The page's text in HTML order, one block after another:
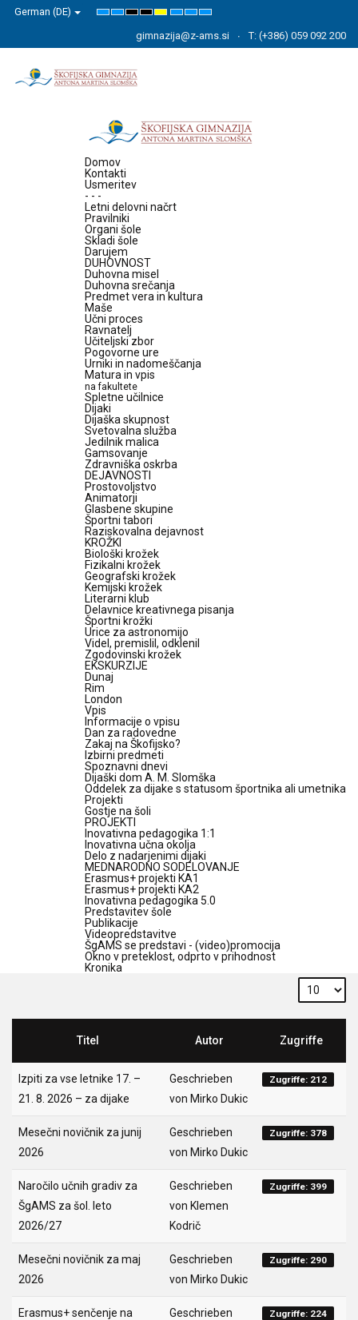
German (DE)
Default
NightHigh
Black
White
High
Black
Yellow
High
Yellow
Black
Set
Font
Set
Font
Set
Font
gimnazija@z-ams.si T: (+386) 059 092 200
Domov
Kontakti
Usmeritev
- - -
Letni delovni načrt
Pravilniki
Organi šole
Skladi šole
Darujem
DUHOVNOST
Duhovna misel
Duhovna srečanja
Predmet vera in kultura
Maše
Učni proces
Ravnatelj
Učiteljski zbor
Pogovorne ure
Urniki in nadomeščanja
Matura in vpis
na fakultete
Spletne učilnice
Dijaki
Dijaška skupnost
Svetovalna služba
Jedilnik malica
Gamsovanje
Zdravniška oskrba
DEJAVNOSTI
Prostovoljstvo
Animatorji
Glasbene skupine
Športni tabori
Raziskovalna dejavnost
KROŽKI
Biološki krožek
Fizikalni krožek
Geografski krožek
Kemijski krožek
Literarni klub
Delavnice kreativnega pisanja
Športni krožki
Urice za astronomijo
Videl, premislil, odklenil
Zgodovinski krožek
EKSKURZIJE
Dunaj
Rim
London
Vpis
Informacije o vpisu
Dan za radovedne
Zakaj na Škofijsko?
Izbirni predmeti
Spoznavni dnevi
Dijaški dom A. M. Slomška
Oddelek za dijake s statusom športnika ali umetnika
Projekti
Gostje na šoli
PROJEKTI
Inovativna pedagogika 1:1
Inovativna učna okolja
Delo z nadarjenimi dijaki
MEDNARODNO SODELOVANJE
Erasmus+ projekti KA1
Erasmus+ projekti KA2
Inovativna pedagogika 5.0
Predstavitev šole
Publikacije
Videopredstavitve
ŠgAMS se predstavi - (video)promocija
Okno v preteklost, odprto v prihodnost
Kronika
Titel Autor Zugriffe
Izpiti za vse letnike 17. –
21. 8. 2026 – za dijake
Geschrieben
von Mirko Dukic
Zugriffe: 212
Mesečni novičnik za junij
2026
Geschrieben
von Mirko Dukic
Zugriffe: 378
Naročilo učnih gradiv za
ŠgAMS za šol. leto
2026/27
Geschrieben
von Klemen
Kodrič
Zugriffe: 399
Mesečni novičnik za maj
2026
Geschrieben
von Mirko Dukic
Zugriffe: 290
Erasmus+ senčenje na
Geschrieben
Zugriffe: 224